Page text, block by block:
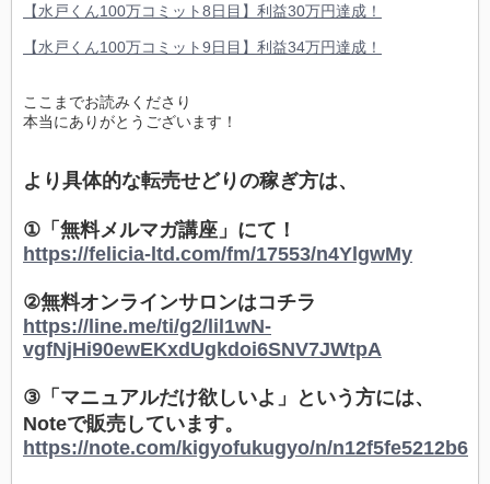
【水戸くん100万コミット8日目】利益30万円達成！
【水戸くん100万コミット9日目】利益34万円達成！
ここまでお読みくださり
本当にありがとうございます！
より具体的な転売せどりの稼ぎ方は、
①「無料メルマガ講座」にて！
https://felicia-ltd.com/fm/17553/n4YlgwMy
②無料オンラインサロンはコチラ
https://line.me/ti/g2/lil1wN-
vgfNjHi90ewEKxdUgkdoi6SNV7JWtpA
③「マニュアルだけ欲しいよ」という方には、
Noteで販売しています。
https://note.com/kigyofukugyo/n/n12f5fe5212b6